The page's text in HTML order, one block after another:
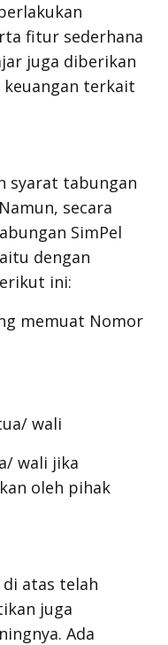
fitur sederhana
juga diberikan
keuangan terkait
syarat tabungan
secara
SimPel
dengan
ini:
memuat Nomor
wali
wali jika
oleh pihak
di atas telah
juga
Ada